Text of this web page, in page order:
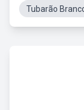
Tubarão